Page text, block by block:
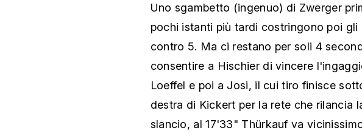
Uno sgambetto (ingenuo) di Zwerger
pochi istanti più tardi costringono poi gli
contro 5. Ma ci restano per soli 4
consentire a Hischier di vincere
Loeffel e poi a Josi, il cui tiro finisce
destra di Kickert per la rete che rilancia
slancio, al 17'33" Thürkauf va